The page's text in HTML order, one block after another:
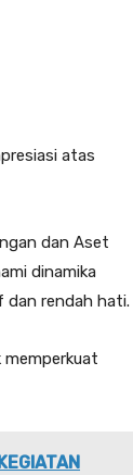
atas
dan Aset
dinamika
dan rendah hati.
memperkuat